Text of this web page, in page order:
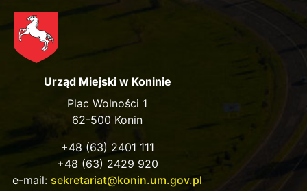
Urząd Miejski w Koninie
Plac Wolności 1
62-500 Konin
+48 (63) 2401 111
+48 (63) 2429 920
e-mail: sekretariat@konin.um.gov.pl